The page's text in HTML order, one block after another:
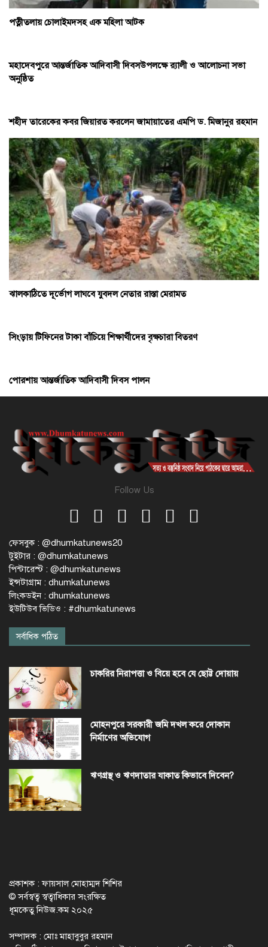
পত্নীতলায় চোলাইমদসহ এক মহিলা আটক
মহাদেবপুরে আন্তর্জাতিক আদিবাসী দিবসউপলক্ষে র‌্যালী ও আলোচনা সভা
অনুষ্ঠিত
শহীদ তারেকের কবর জিয়ারত করলেন জামায়াতের এমপি ড. মিজানুর রহমান
ঝালকাঠিতে দূর্ভোগ লাঘবে যুবদল নেতার রাস্তা মেরামত
সিংড়ায় টিফিনের টাকা বাঁচিয়ে শিক্ষার্থীদের বৃক্ষচারা বিতরণ
পোরশায় আন্তর্জাতিক আদিবাসী দিবস পালন
Follow Us
ফেসবুক : @dhumkatunews20
টুইটার : @dhumkatunews
পিন্টারেস্ট : @dhumkatunews
ইন্সটাগ্রাম : dhumkatunews
লিংকডইন : dhumkatunews
ইউটিউব ভিডিও : #dhumkatunews
সর্বাধিক পঠিত
চাকরির নিরাপত্তা ও বিয়ে হবে যে ছোট্ট দোয়ায়
মোহনপুরে সরকারী জমি দখল করে দোকান
নির্মাণের অভিযোগ
ঋণগ্রস্থ ও ঋণদাতার যাকাত কিভাবে দিবেন?
প্রকাশক : ফায়সাল মোহাম্মদ শিশির
© সর্বস্বত্ব স্বত্বাধিকার সংরক্ষিত
ধূমকেতু নিউজ.কম ২০২৫
সম্পাদক : মোঃ মাহাবুবুর রহমান